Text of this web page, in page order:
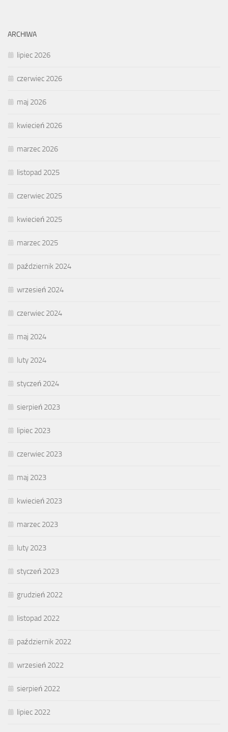
ARCHIWA
lipiec 2026
czerwiec 2026
maj 2026
kwiecień 2026
marzec 2026
listopad 2025
czerwiec 2025
kwiecień 2025
marzec 2025
październik 2024
wrzesień 2024
czerwiec 2024
maj 2024
luty 2024
styczeń 2024
sierpień 2023
lipiec 2023
czerwiec 2023
maj 2023
kwiecień 2023
marzec 2023
luty 2023
styczeń 2023
grudzień 2022
listopad 2022
październik 2022
wrzesień 2022
sierpień 2022
lipiec 2022